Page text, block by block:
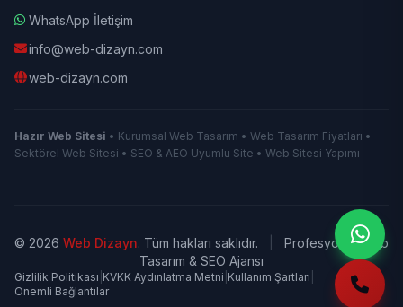
WhatsApp İletişim
info@web-dizayn.com
web-dizayn.com
Hazır Web Sitesi • Kurumsal Web Tasarım • Web Tasarım Fiyatları •
Sektörel Web Sitesi • SEO & AEO Uyumlu Site • Web Sitesi Yapımı
© 2026 Web Dizayn. Tüm hakları saklıdır.
Profesyonel Web
Tasarım & SEO Ajansı
Gizlilik Politikası KVKK Aydınlatma Metni Kullanım Şartları
Önemli Bağlantılar